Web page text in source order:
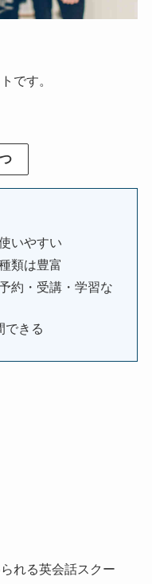
です。
いやすい
類は豊富
約・受講・学習な
できる
れる英会話スクー